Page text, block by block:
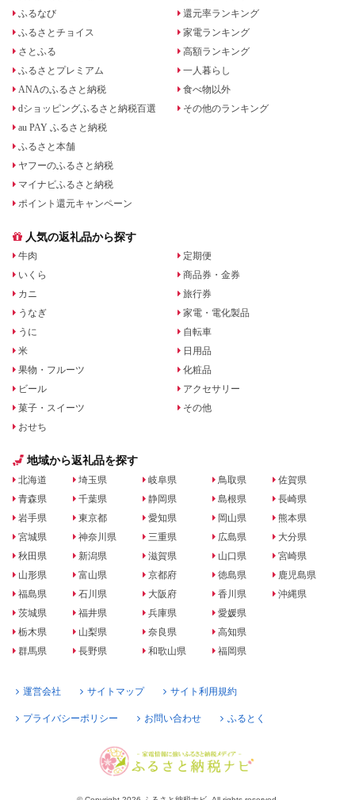
ふるなび
ふるさとチョイス
さとふる
ふるさとプレミアム
ANAのふるさと納税
dショッピングふるさと納税百選
au PAY ふるさと納税
ふるさと本舗
ヤフーのふるさと納税
マイナビふるさと納税
ポイント還元キャンペーン
還元率ランキング
家電ランキング
高額ランキング
一人暮らし
食べ物以外
その他のランキング
人気の返礼品から探す
牛肉
いくら
カニ
うなぎ
うに
米
果物・フルーツ
ビール
菓子・スイーツ
おせち
定期便
商品券・金券
旅行券
家電・電化製品
自転車
日用品
化粧品
アクセサリー
その他
地域から返礼品を探す
北海道
青森県
岩手県
宮城県
秋田県
山形県
福島県
茨城県
栃木県
群馬県
埼玉県
千葉県
東京都
神奈川県
新潟県
富山県
石川県
福井県
山梨県
長野県
岐阜県
静岡県
愛知県
三重県
滋賀県
京都府
大阪府
兵庫県
奈良県
和歌山県
鳥取県
島根県
岡山県
広島県
山口県
徳島県
香川県
愛媛県
高知県
福岡県
佐賀県
長崎県
熊本県
大分県
宮崎県
鹿児島県
沖縄県
運営会社 サイトマップ サイト利用規約
プライバシーポリシー お問い合わせ ふるとく